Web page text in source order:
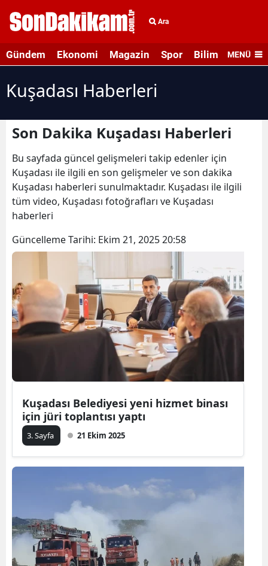
Ara
Gündem Ekonomi Magazin Spor Bilim veMENÜ
Kuşadası Haberleri
Son Dakika Kuşadası Haberleri
Bu sayfada güncel gelişmeleri takip edenler için
Kuşadası ile ilgili en son gelişmeler ve son dakika
Kuşadası haberleri sunulmaktadır. Kuşadası ile ilgili
tüm video, Kuşadası fotoğrafları ve Kuşadası
haberleri
Güncelleme Tarihi: Ekim 21, 2025 20:58
Kuşadası Belediyesi yeni hizmet binası
için jüri toplantısı yaptı
3. Sayfa 21 Ekim 2025